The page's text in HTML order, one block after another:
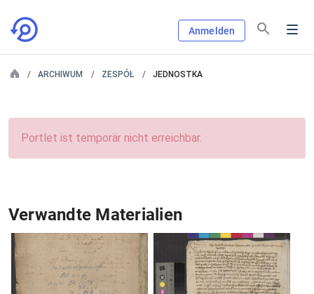
Anmelden
ARCHIWUM ZESPÓŁ JEDNOSTKA
Portlet ist temporär nicht erreichbar.
Verwandte Materialien